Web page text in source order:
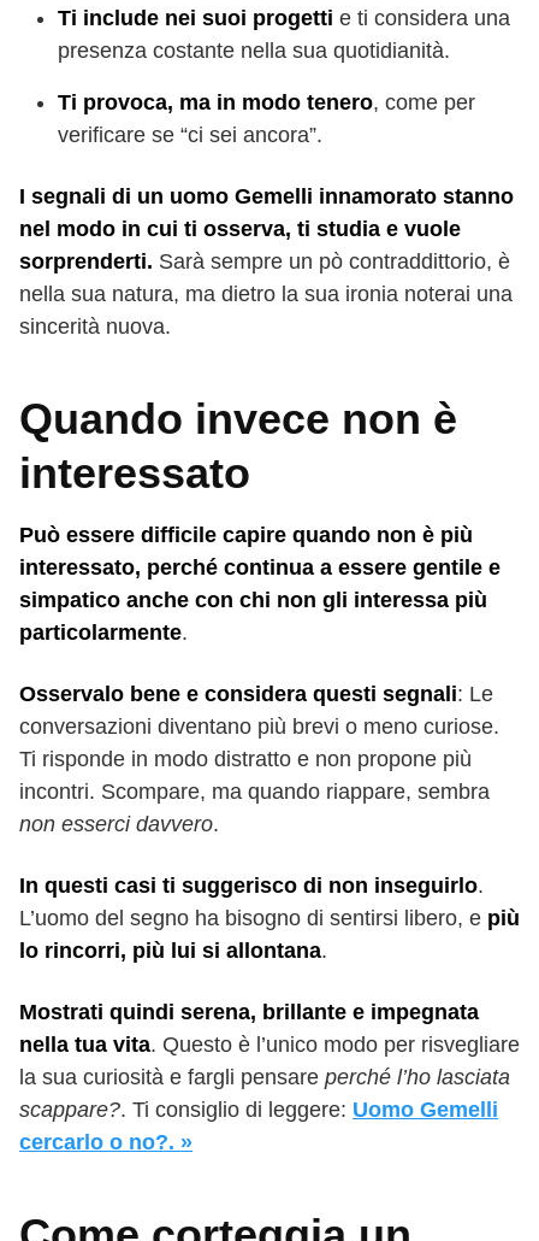
Ti include nei suoi progetti e ti considera una
presenza costante nella sua quotidianità.
Ti provoca, ma in modo tenero, come per
verificare se “ci sei ancora”.
I segnali di un uomo Gemelli innamorato stanno
nel modo in cui ti osserva, ti studia e vuole
sorprenderti. Sarà sempre un pò contraddittorio, è
nella sua natura, ma dietro la sua ironia noterai una
sincerità nuova.
Quando invece non è
interessato
Può essere difficile capire quando non è più
interessato, perché continua a essere gentile e
simpatico anche con chi non gli interessa più
particolarmente.
Osservalo bene e considera questi segnali: Le
conversazioni diventano più brevi o meno curiose.
Ti risponde in modo distratto e non propone più
incontri. Scompare, ma quando riappare, sembra
non esserci davvero.
In questi casi ti suggerisco di non inseguirlo.
L’uomo del segno ha bisogno di sentirsi libero, e più
lo rincorri, più lui si allontana.
Mostrati quindi serena, brillante e impegnata
nella tua vita. Questo è l’unico modo per risvegliare
la sua curiosità e fargli pensare perché l’ho lasciata
scappare?. Ti consiglio di leggere: Uomo Gemelli
cercarlo o no?. »